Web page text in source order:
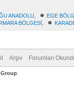
ANADOLU
EGE
BÖLGESİ
Arşiv Forumları